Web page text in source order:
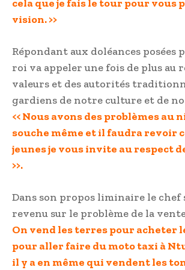
cela que je fais le tour pour vous
vision. >>
Répondant aux doléances posées
roi va appeler une fois de plus au
valeurs et des autorités
gardiens de notre culture et de
<< Nous avons des problèmes au
souche même et il faudra revoir
jeunes je vous invite au respect
>>.
Dans son propos liminaire le
revenu sur le problème de la
On vend les terres pour acheter
pour aller faire du moto taxi à
il y a en même qui vendent les